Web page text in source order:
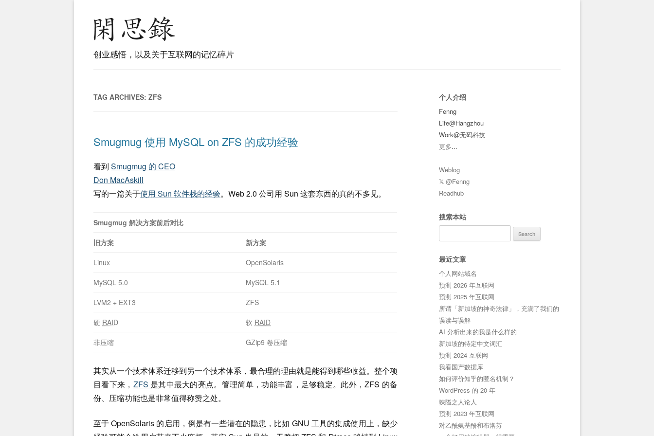
创业感悟，以及关于互联网的记忆碎片
TAG ARCHIVES: ZFS
Smugmug 使用 MySQL on ZFS 的成功经验
看到 Smugmug 的 CEO
Don MacAskill
写的一篇关于使用 Sun 软件栈的经验。Web 2.0 公司用 Sun 这套东西的真的不多见。
Smugmug 解决方案前后对比
旧方案 新方案
Linux OpenSolaris
MySQL 5.0 MySQL 5.1
LVM2 + EXT3 ZFS
硬 RAID 软 RAID
非压缩 GZip9 卷压缩
其实从一个技术体系迁移到另一个技术体系，最合理的理由就是能得到哪些收益。整个项
目看下来， ZFS 是其中最大的亮点。管理简单，功能丰富，足够稳定。此外，ZFS 的备
份、压缩功能也是非常值得称赞之处。
至于 OpenSolaris 的启用，倒是有一些潜在的隐患，比如 GNU 工具的集成使用上，缺少
个人介绍
Fenng
Life@Hangzhou
Work@无码科技
更多...
Weblog
𝕏 @Fenng
Readhub
搜索本站
for:
最近文章
个人网站域名
预测 2026 年互联网
预测 2025 年互联网
所谓「新加坡的神奇法律」，充满了我们的
误读与误解
AI 分析出来的我是什么样的
新加坡的特定中文词汇
预测 2024 互联网
我看国产数据库
如何评价知乎的匿名机制？
WordPress 的 20 年
狹隘之人论人
预测 2023 年互联网
对乙酰氨基酚和布洛芬